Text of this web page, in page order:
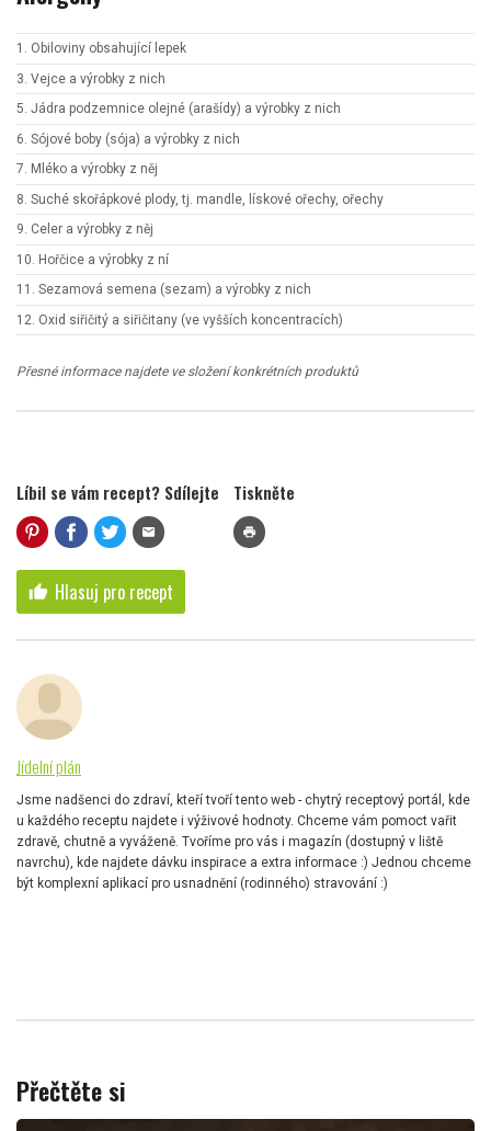
1. Obiloviny obsahující lepek
3. Vejce a výrobky z nich
5. Jádra podzemnice olejné (arašídy) a výrobky z nich
6. Sójové boby (sója) a výrobky z nich
7. Mléko a výrobky z něj
8. Suché skořápkové plody, tj. mandle, lískové ořechy, ořechy
9. Celer a výrobky z něj
10. Hořčice a výrobky z ní
11. Sezamová semena (sezam) a výrobky z nich
12. Oxid siřičitý a siřičitany (ve vyšších koncentracích)
Přesné informace najdete ve složení konkrétních produktů
Líbil se vám recept? Sdílejte
mail
Tiskněte
print
thumb_up Hlasuj pro recept
Jídelní plán
Jsme nadšenci do zdraví, kteří tvoří tento web - chytrý receptový portál, kde
u každého receptu najdete i výživové hodnoty. Chceme vám pomoct vařit
zdravě, chutně a vyváženě. Tvoříme pro vás i magazín (dostupný v liště
navrchu), kde najdete dávku inspirace a extra informace :) Jednou chceme
být komplexní aplikací pro usnadnění (rodinného) stravování :)
Přečtěte si